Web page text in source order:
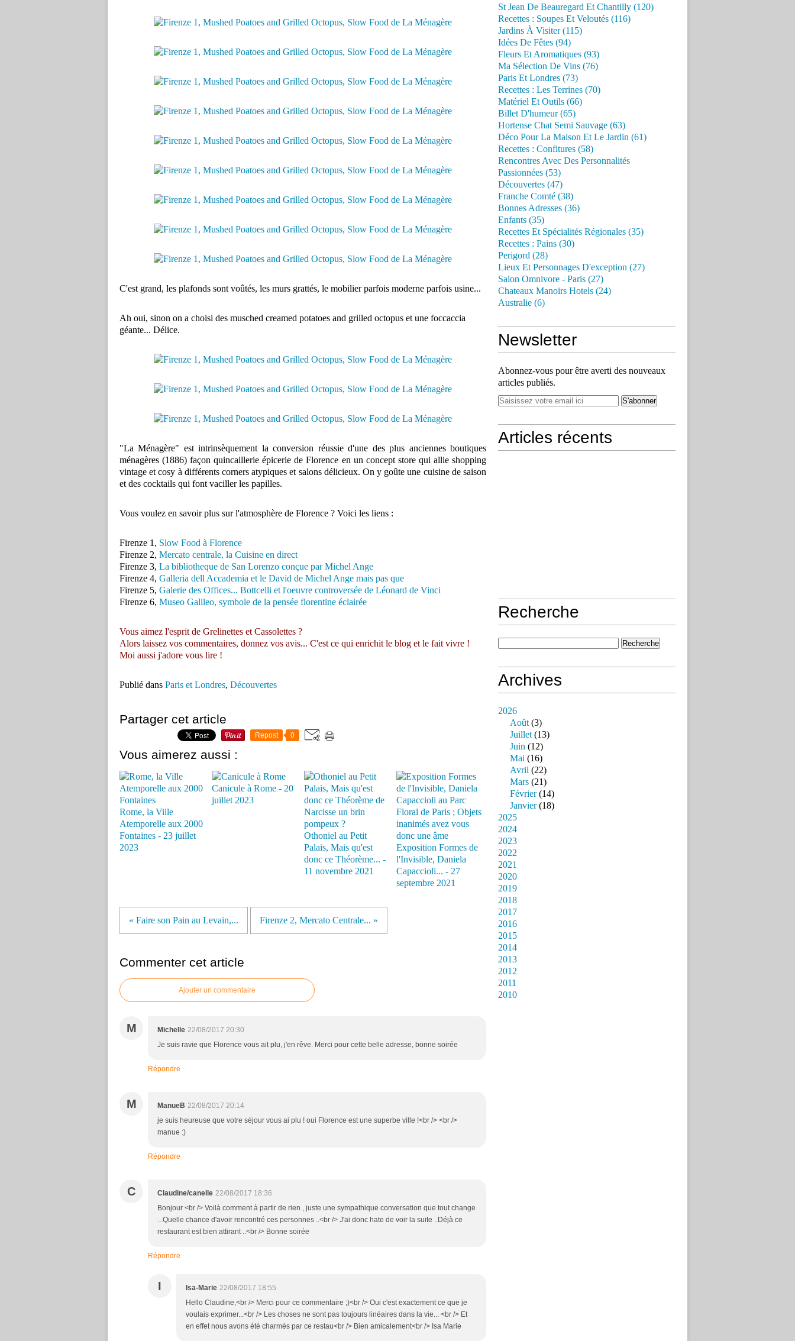
C'est grand, les plafonds sont voûtés, les murs grattés, le mobilier parfois moderne parfois usine...
Ah oui, sinon on a choisi des musched creamed potatoes and grilled octopus et une foccaccia
géante... Délice.
"La Ménagère" est intrinsèquement la conversion réussie d'une des plus anciennes boutiques
ménagères (1886) façon quincaillerie épicerie de Florence en un concept store qui allie shopping
vintage et cosy à différents corners atypiques et salons délicieux. On y goûte une cuisine de saison
et des cocktails qui font vaciller les papilles.
Vous voulez en savoir plus sur l'atmosphère de Florence ? Voici les liens :
Firenze 1, Slow Food à Florence
Firenze 2, Mercato centrale, la Cuisine en direct
Firenze 3, La bibliotheque de San Lorenzo conçue par Michel Ange
Firenze 4, Galleria dell Accademia et le David de Michel Ange mais pas que
Firenze 5, Galerie des Offices... Bottcelli et l'oeuvre controversée de Léonard de Vinci
Firenze 6, Museo Galileo, symbole de la pensée florentine éclairée
Vous aimez l'esprit de Grelinettes et Cassolettes ?
Alors laissez vos commentaires, donnez vos avis... C'est ce qui enrichit le blog et le fait vivre !
Moi aussi j'adore vous lire !
Publié dans Paris et Londres, Découvertes
Partager cet article
Repost 0
Vous aimerez aussi :
Rome, la Ville
Atemporelle aux 2000
Fontaines - 23 juillet
2023
Canicule à Rome - 20
juillet 2023
Othoniel au Petit
Palais, Mais qu'est
donc ce Théorème... -
11 novembre 2021
Exposition Formes de
l'Invisible, Daniela
Capaccioli... - 27
septembre 2021
« Faire son Pain au Levain,... Firenze 2, Mercato Centrale... »
Commenter cet article
Ajouter un commentaire
M Michelle 22/08/2017 20:30
Je suis ravie que Florence vous ait plu, j'en rêve. Merci pour cette belle adresse, bonne soirée
Répondre
M ManueB 22/08/2017 20:14
je suis heureuse que votre séjour vous ai plu ! oui Florence est une superbe ville !<br /> <br />
manue :)
Répondre
C Claudine/canelle 22/08/2017 18:36
Bonjour <br /> Voilà comment à partir de rien , juste une sympathique conversation que tout change
...Quelle chance d'avoir rencontré ces personnes ..<br /> J'ai donc hate de voir la suite ..Déjà ce
restaurant est bien attirant ..<br /> Bonne soirée
Répondre
I Isa-Marie 22/08/2017 18:55
Hello Claudine,<br /> Merci pour ce commentaire ;)<br /> Oui c'est exactement ce que je
voulais exprimer...<br /> Les choses ne sont pas toujours linéaires dans la vie... <br /> Et
en effet nous avons été charmés par ce restau<br /> Bien amicalement<br /> Isa Marie
St Jean De Beauregard Et Chantilly (120)
Recettes : Soupes Et Veloutés (116)
Jardins À Visiter (115)
Idées De Fêtes (94)
Fleurs Et Aromatiques (93)
Ma Sélection De Vins (76)
Paris Et Londres (73)
Recettes : Les Terrines (70)
Matériel Et Outils (66)
Billet D'humeur (65)
Hortense Chat Semi Sauvage (63)
Déco Pour La Maison Et Le Jardin (61)
Recettes : Confitures (58)
Rencontres Avec Des Personnalités
Passionnées (53)
Découvertes (47)
Franche Comté (38)
Bonnes Adresses (36)
Enfants (35)
Recettes Et Spécialités Régionales (35)
Recettes : Pains (30)
Perigord (28)
Lieux Et Personnages D'exception (27)
Salon Omnivore - Paris (27)
Chateaux Manoirs Hotels (24)
Australie (6)
Newsletter
Abonnez-vous pour être averti des nouveaux
articles publiés.
Articles récents
Recherche
Archives
2026
Août(3)
Juillet(13)
Juin (12)
Mai (16)
Avril (22)
Mars (21)
Février(14)
Janvier(18)
2025
2024
2023
2022
2021
2020
2019
2018
2017
2016
2015
2014
2013
2012
2011
2010